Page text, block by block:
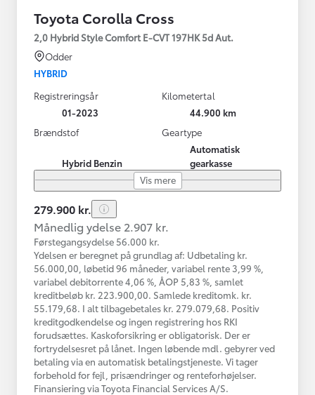
Toyota Corolla Cross
2,0 Hybrid Style Comfort E-CVT 197HK 5d Aut.
Odder
HYBRID
Registreringsår
01-2023
Kilometertal
44.900 km
Brændstof
Hybrid Benzin
Geartype
Automatisk
gearkasse
Vis mere
279.900 kr.
Månedlig ydelse 2.907 kr.
Førstegangsydelse 56.000 kr.
Ydelsen er beregnet på grundlag af: Udbetaling kr.
56.000,00, løbetid 96 måneder, variabel rente 3,99 %,
variabel debitorrente 4,06 %, ÅOP 5,83 %, samlet
kreditbeløb kr. 223.900,00. Samlede kreditomk. kr.
55.179,68. I alt tilbagebetales kr. 279.079,68. Positiv
kreditgodkendelse og ingen registrering hos RKI
forudsættes. Kaskoforsikring er obligatorisk. Der er
fortrydelsesret på lånet. Ingen løbende mdl. gebyrer ved
betaling via en automatisk betalingstjeneste. Vi tager
forbehold for fejl, prisændringer og renteforhøjelser.
Finansiering via Toyota Financial Services A/S.